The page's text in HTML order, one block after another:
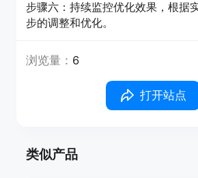
步骤六：持续监控优化效果，根据
步的调整和优化。
浏览量： 6
打开站点
类似产品